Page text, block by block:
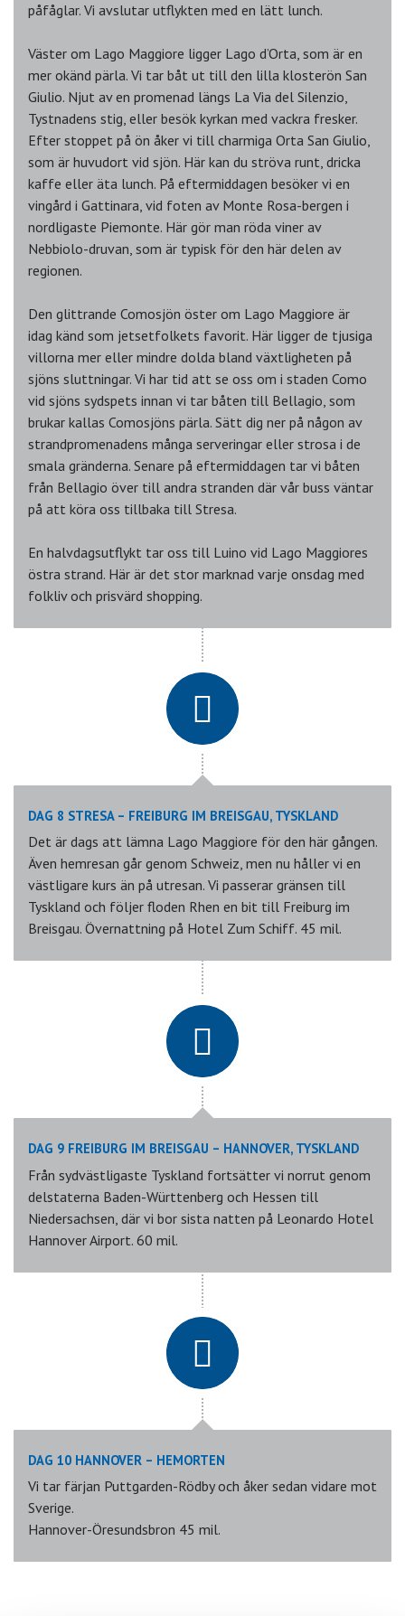
påfåglar. Vi avslutar utflykten med en lätt lunch.
Väster om Lago Maggiore ligger Lago d’Orta, som är en
mer okänd pärla. Vi tar båt ut till den lilla klosterön San
Giulio. Njut av en promenad längs La Via del Silenzio,
Tystnadens stig, eller besök kyrkan med vackra fresker.
Efter stoppet på ön åker vi till charmiga Orta San Giulio,
som är huvudort vid sjön. Här kan du ströva runt, dricka
kaffe eller äta lunch. På eftermiddagen besöker vi en
vingård i Gattinara, vid foten av Monte Rosa-bergen i
nordligaste Piemonte. Här gör man röda viner av
Nebbiolo-druvan, som är typisk för den här delen av
regionen.
Den glittrande Comosjön öster om Lago Maggiore är
idag känd som jetsetfolkets favorit. Här ligger de tjusiga
villorna mer eller mindre dolda bland växtligheten på
sjöns sluttningar. Vi har tid att se oss om i staden Como
vid sjöns sydspets innan vi tar båten till Bellagio, som
brukar kallas Comosjöns pärla. Sätt dig ner på någon av
strandpromenadens många serveringar eller strosa i de
smala gränderna. Senare på eftermiddagen tar vi båten
från Bellagio över till andra stranden där vår buss väntar
på att köra oss tillbaka till Stresa.
En halvdagsutflykt tar oss till Luino vid Lago Maggiores
östra strand. Här är det stor marknad varje onsdag med
folkliv och prisvärd shopping.
DAG 8 STRESA – FREIBURG IM BREISGAU, TYSKLAND
Det är dags att lämna Lago Maggiore för den här gången.
Även hemresan går genom Schweiz, men nu håller vi en
västligare kurs än på utresan. Vi passerar gränsen till
Tyskland och följer floden Rhen en bit till Freiburg im
Breisgau. Övernattning på Hotel Zum Schiff. 45 mil.
DAG 9 FREIBURG IM BREISGAU – HANNOVER, TYSKLAND
Från sydvästligaste Tyskland fortsätter vi norrut genom
delstaterna Baden-Württenberg och Hessen till
Niedersachsen, där vi bor sista natten på Leonardo Hotel
Hannover Airport. 60 mil.
DAG 10 HANNOVER – HEMORTEN
Vi tar färjan Puttgarden-Rödby och åker sedan vidare mot
Sverige.
Hannover-Öresundsbron 45 mil.